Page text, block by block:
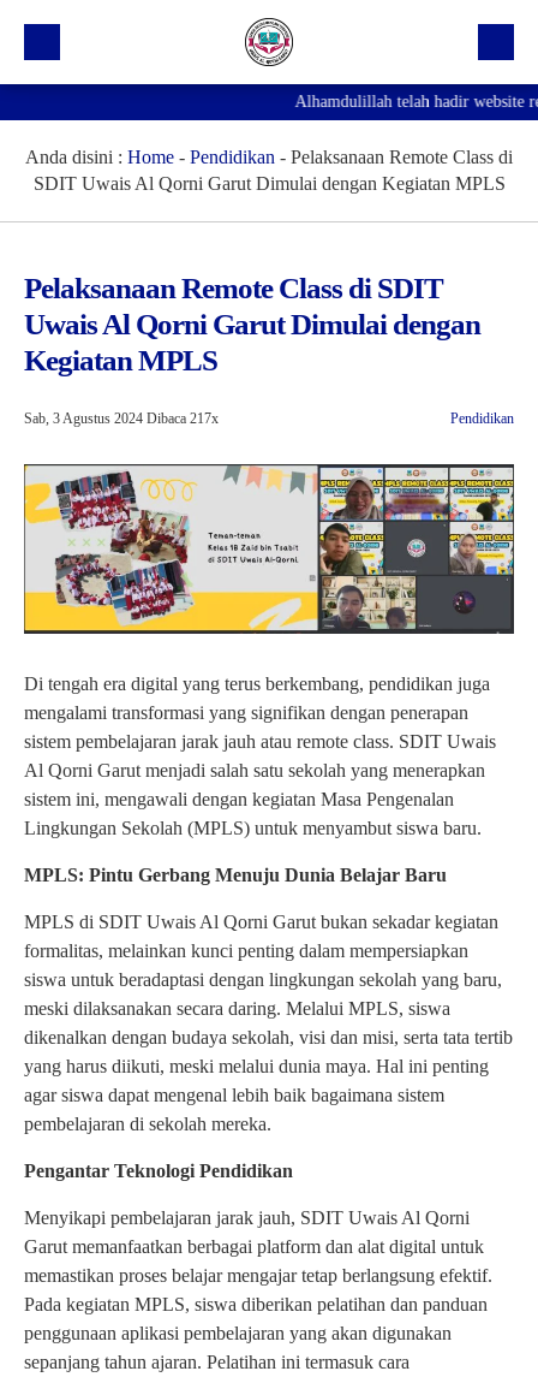
Profil Sekolah
Galeri
Kegiatan Ekskul
Hubungi Kami
Alhamdulillah telah hadir website
Anda disini : Home - Pendidikan - Pelaksanaan Remote Class di
SDIT Uwais Al Qorni Garut Dimulai dengan Kegiatan MPLS
Pelaksanaan Remote Class di SDIT
Uwais Al Qorni Garut Dimulai dengan
Kegiatan MPLS
Sab, 3 Agustus 2024 Dibaca 217x Pendidikan
Di tengah era digital yang terus berkembang, pendidikan juga
mengalami transformasi yang signifikan dengan penerapan
sistem pembelajaran jarak jauh atau remote class. SDIT Uwais
Al Qorni Garut menjadi salah satu sekolah yang menerapkan
sistem ini, mengawali dengan kegiatan Masa Pengenalan
Lingkungan Sekolah (MPLS) untuk menyambut siswa baru.
MPLS: Pintu Gerbang Menuju Dunia Belajar Baru
MPLS di SDIT Uwais Al Qorni Garut bukan sekadar kegiatan
formalitas, melainkan kunci penting dalam mempersiapkan
siswa untuk beradaptasi dengan lingkungan sekolah yang baru,
meski dilaksanakan secara daring. Melalui MPLS, siswa
dikenalkan dengan budaya sekolah, visi dan misi, serta tata tertib
yang harus diikuti, meski melalui dunia maya. Hal ini penting
agar siswa dapat mengenal lebih baik bagaimana sistem
pembelajaran di sekolah mereka.
Pengantar Teknologi Pendidikan
Menyikapi pembelajaran jarak jauh, SDIT Uwais Al Qorni
Garut memanfaatkan berbagai platform dan alat digital untuk
memastikan proses belajar mengajar tetap berlangsung efektif.
Pada kegiatan MPLS, siswa diberikan pelatihan dan panduan
penggunaan aplikasi pembelajaran yang akan digunakan
sepanjang tahun ajaran. Pelatihan ini termasuk cara